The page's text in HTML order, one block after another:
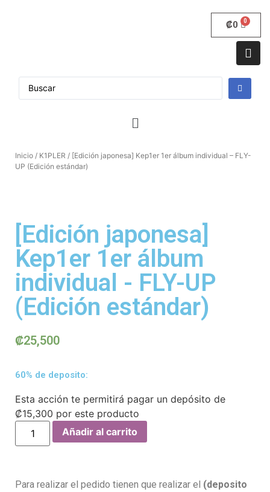
₡0
Inicio / K1PLER / [Edición japonesa] Kep1er 1er álbum individual – FLY-
UP (Edición estándar)
[Edición japonesa]
Kep1er 1er álbum
individual - FLY-UP
(Edición estándar)
₡25,500
60% de deposito:
Esta acción te permitirá pagar un depósito de
₡15,300 por este producto
Añadir al carrito
Para realizar el pedido tienen que realizar el (deposito